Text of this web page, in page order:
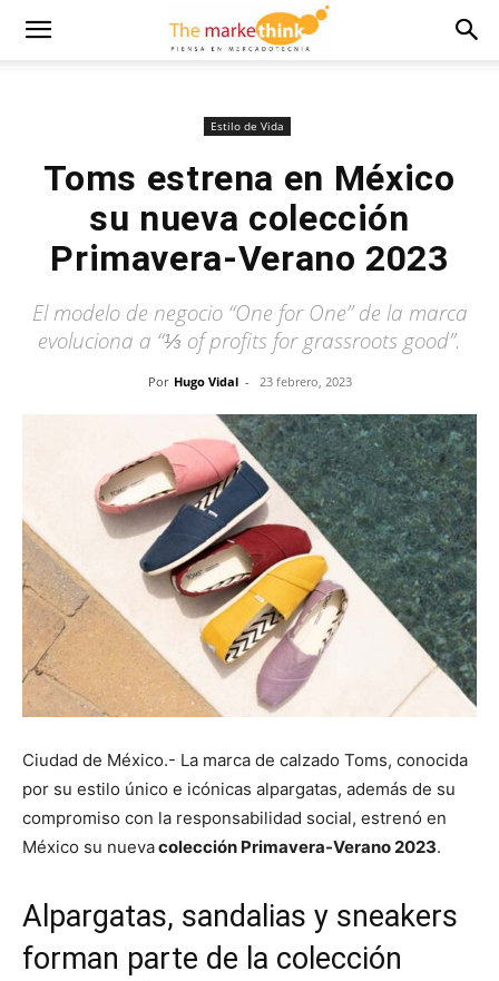
Estilo de Vida
Toms estrena en México
su nueva colección
Primavera-Verano 2023
El modelo de negocio “One for One” de la marca
evoluciona a “⅓ of profits for grassroots good”.
Por Hugo Vidal - 23 febrero, 2023
Ciudad de México.- La marca de calzado Toms, conocida
por su estilo único e icónicas alpargatas, además de su
compromiso con la responsabilidad social, estrenó en
México su nuevacolección Primavera-Verano 2023.
Alpargatas, sandalias y sneakers
forman parte de la colección